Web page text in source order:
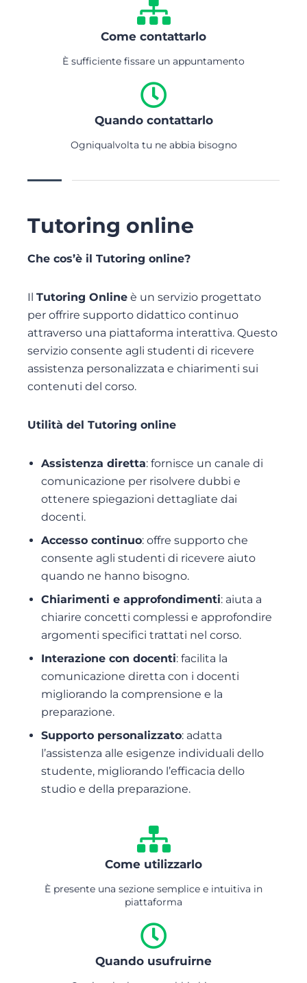
Come contattarlo
È sufficiente fissare un appuntamento
Quando contattarlo
Ogniqualvolta tu ne abbia bisogno
Tutoring online
Che cos’è il Tutoring online?
Il Tutoring Online è un servizio progettato
per offrire supporto didattico continuo
attraverso una piattaforma interattiva. Questo
servizio consente agli studenti di ricevere
assistenza personalizzata e chiarimenti sui
contenuti del corso.
Utilità del Tutoring online
Assistenza diretta: fornisce un canale di
comunicazione per risolvere dubbi e
ottenere spiegazioni dettagliate dai
docenti.
Accesso continuo: offre supporto che
consente agli studenti di ricevere aiuto
quando ne hanno bisogno.
Chiarimenti e approfondimenti: aiuta a
chiarire concetti complessi e approfondire
argomenti specifici trattati nel corso.
Interazione con docenti: facilita la
comunicazione diretta con i docenti
migliorando la comprensione e la
preparazione.
Supporto personalizzato: adatta
l’assistenza alle esigenze individuali dello
studente, migliorando l’efficacia dello
studio e della preparazione.
Come utilizzarlo
È presente una sezione semplice e intuitiva in
piattaforma
Quando usufruirne